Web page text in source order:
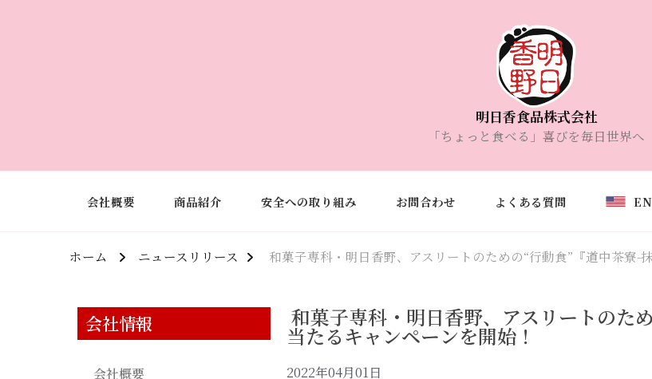
明日香食品株式会社
「ちょっと食べる」喜びを毎日世界へ
会社概要 商品紹介 安全への取り組み お問合わせ よくある質問
ホーム ニュースリリース 和菓子専科・明日香野、アスリートのための“行動食”『道中茶寮-
会社情報
会社概要
和菓子専科・明日香野、アスリートのた
当たるキャンペーンを開始！
2022年04月01日